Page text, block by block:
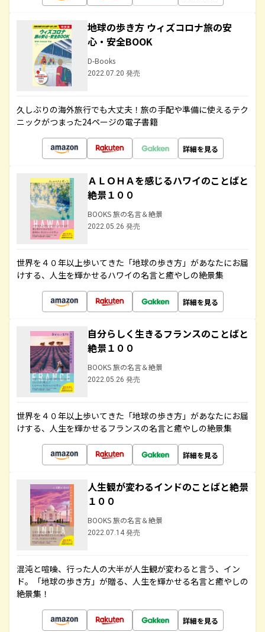
地球の歩き方 ウィズコロナ旅の安
心・安全BOOK
D-Books
2022.07.20 発売
久しぶりの海外旅行でも大丈夫！旅の手配や準備に使えるテク
ニックがつまった24ページの電子書籍
詳細を見る
ＡＬＯＨＡを感じるハワイのことばと
絶景１００
BOOKS 旅の名言＆絶景
2022.05.26 発売
世界を４０年以上歩いてきた「地球の歩き方」があなたにお届
けする、人生を輝かせるハワイの名言と癒やしの絶景集
詳細を見る
自分らしく生きるフランスのことばと
絶景１００
BOOKS 旅の名言＆絶景
2022.05.26 発売
世界を４０年以上歩いてきた「地球の歩き方」があなたにお届
けする、人生を輝かせるフランスの名言と癒やしの絶景集
詳細を見る
人生観が変わるインドのことばと絶景
１００
BOOKS 旅の名言＆絶景
2022.07.14 発売
混沌と喧噪、行った人の大半が人生観が変わると言う、イン
ド。「地球の歩き方」が贈る、人生を輝かせる名言と癒やしの
絶景集！
詳細を見る